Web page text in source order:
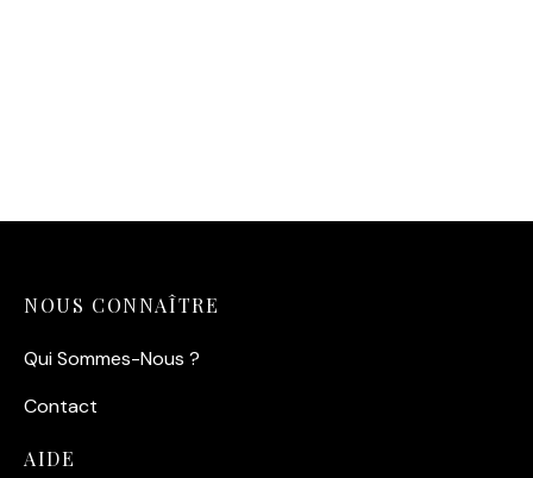
NOUS CONNAÎTRE
Qui Sommes-Nous ?
Contact
AIDE